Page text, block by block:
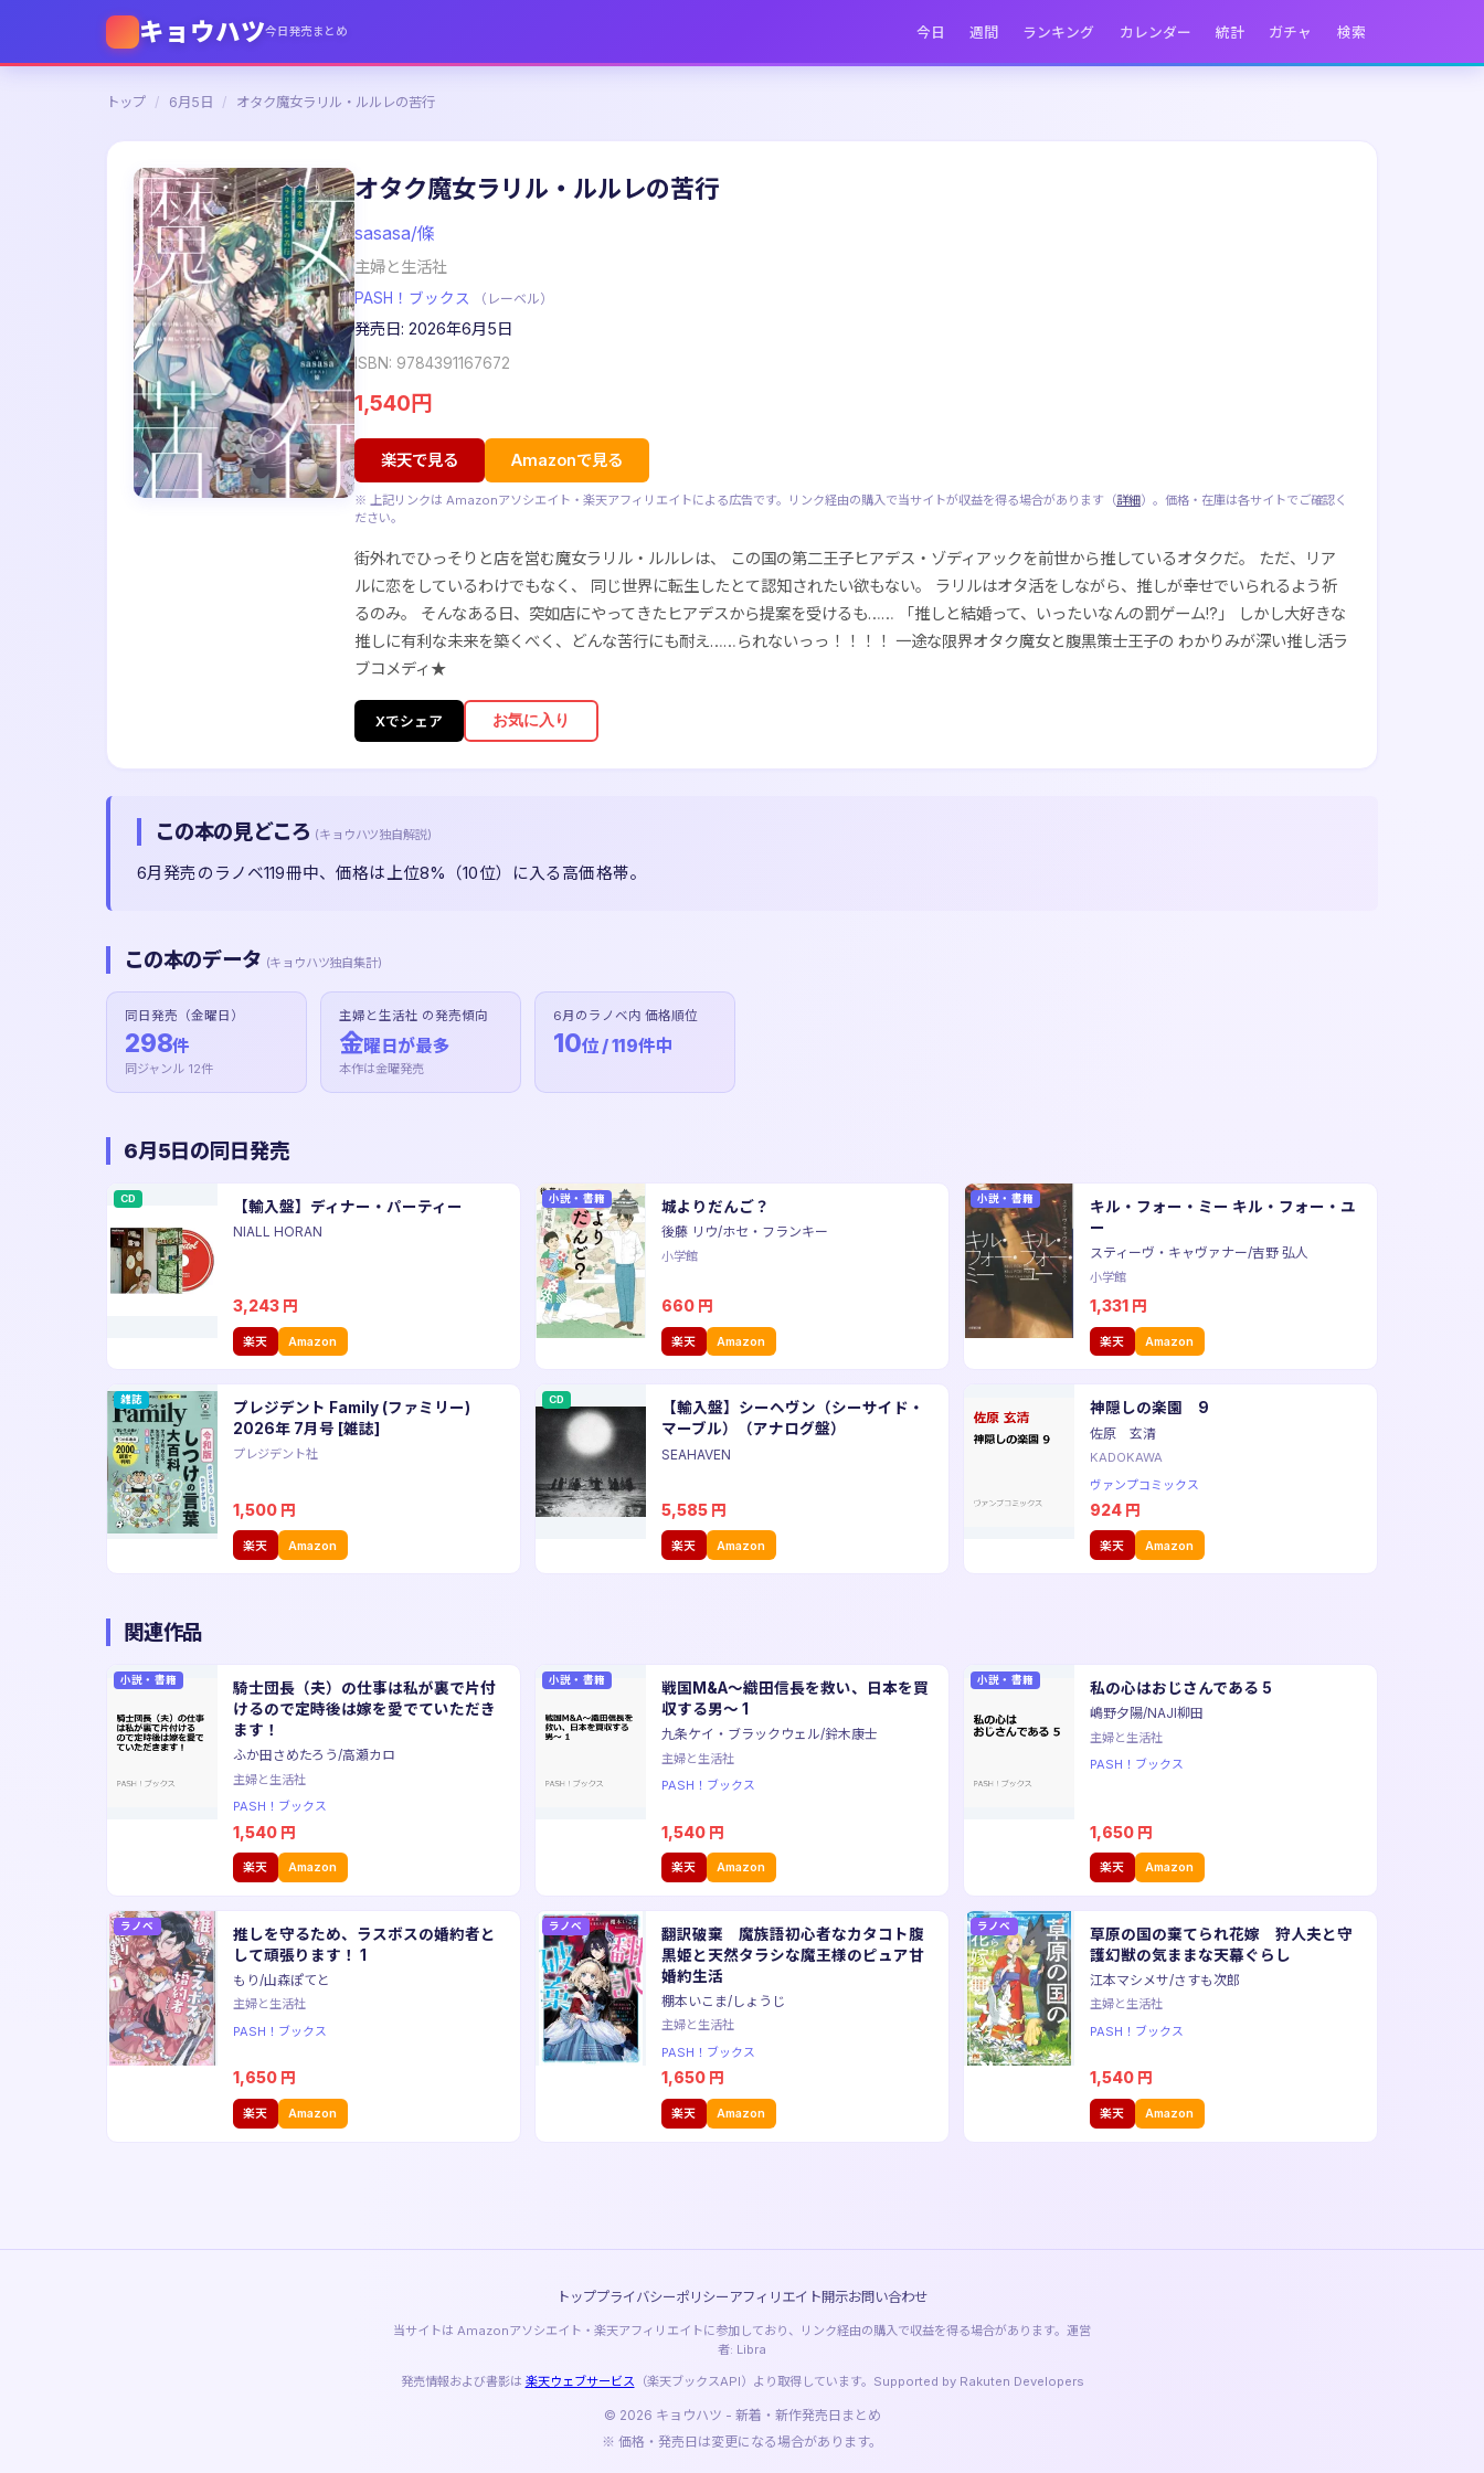
キョウハツ今日発売まとめ 今日 週間 ランキング カレンダー 統計 ガチャ 検索
トップ / 6月5日 / オタク魔女ラリル・ルルレの苦行
オタク魔女ラリル・ルルレの苦行
sasasa/條
主婦と生活社
PASH！ブックス （レーベル）
発売日: 2026年6月5日
ISBN: 9784391167672
1,540円
楽天で見る Amazonで見る
※ 上記リンクは Amazonアソシエイト・楽天アフィリエイトによる広告です。リンク経由の購入で当サイトが収益を得る場合があります（詳細）。価格・在庫は各サイトでご確認く
ださい。
街外れでひっそりと店を営む魔女ラリル・ルルレは、 この国の第二王子ヒアデス・ゾディアックを前世から推しているオタクだ。 ただ、リア
ルに恋をしているわけでもなく、 同じ世界に転生したとて認知されたい欲もない。 ラリルはオタ活をしながら、推しが幸せでいられるよう祈
るのみ。 そんなある日、突如店にやってきたヒアデスから提案を受けるも…… 「推しと結婚って、いったいなんの罰ゲーム!?」 しかし大好きな
推しに有利な未来を築くべく、どんな苦行にも耐え……られないっっ！！！！ 一途な限界オタク魔女と腹黒策士王子の わかりみが深い推し活ラ
ブコメディ★
Xでシェア お気に入り
この本の見どころ (キョウハツ独自解説)
6月発売のラノベ119冊中、価格は上位8%（10位）に入る高価格帯。
この本のデータ (キョウハツ独自集計)
同日発売（金曜日）
298件
同ジャンル 12件
主婦と生活社 の発売傾向
金曜日が最多
本作は金曜発売
6月のラノベ内 価格順位
10位 / 119件中
6月5日の同日発売
CD 【輸入盤】ディナー・パーティー
NIALL HORAN
3,243 円
楽天 Amazon
小説・書籍 城よりだんご？
後藤 リウ/ホセ・フランキー
小学館
660 円
楽天 Amazon
小説・書籍
キル・フォー・ミー キル・フォー・ユ
ー
スティーヴ・キャヴァナー/吉野 弘人
小学館
1,331 円
楽天 Amazon
雑誌
プレジデント Family (ファミリー)
2026年 7月号 [雑誌]
プレジデント社
1,500 円
楽天 Amazon
CD
【輸入盤】シーヘヴン（シーサイド・
マーブル）（アナログ盤）
SEAHAVEN
5,585 円
楽天 Amazon
神隠しの楽園 9
佐原 玄清
KADOKAWA
ヴァンプコミックス
924 円
楽天 Amazon
関連作品
小説・書籍
騎士団長（夫）の仕事は私が裏で片付
けるので定時後は嫁を愛でていただき
ます！
ふか田さめたろう/高瀬カロ
主婦と生活社
PASH！ブックス
1,540 円
楽天 Amazon
小説・書籍
戦国M&A〜織田信長を救い、日本を買
収する男〜 1
九条ケイ・ブラックウェル/鈴木康士
主婦と生活社
PASH！ブックス
1,540 円
楽天 Amazon
小説・書籍 私の心はおじさんである 5
嶋野夕陽/NAJI柳田
主婦と生活社
PASH！ブックス
1,650 円
楽天 Amazon
ラノベ
推しを守るため、ラスボスの婚約者と
して頑張ります！ 1
もり/山森ぽてと
主婦と生活社
PASH！ブックス
1,650 円
楽天 Amazon
ラノベ
翻訳破棄 魔族語初心者なカタコト腹
黒姫と天然タラシな魔王様のピュア甘
婚約生活
棚本いこま/しょうじ
主婦と生活社
PASH！ブックス
1,650 円
楽天 Amazon
ラノベ
草原の国の棄てられ花嫁 狩人夫と守
護幻獣の気ままな天幕ぐらし
江本マシメサ/さすも次郎
主婦と生活社
PASH！ブックス
1,540 円
楽天 Amazon
トッププライバシーポリシー アフィリエイト開示お問い合わせ
当サイトは Amazonアソシエイト・楽天アフィリエイトに参加しており、リンク経由の購入で収益を得る場合があります。運営
者: Libra
発売情報および書影は 楽天ウェブサービス （楽天ブックスAPI）より取得しています。Supported by Rakuten Developers
© 2026 キョウハツ - 新着・新作発売日まとめ
※ 価格・発売日は変更になる場合があります。